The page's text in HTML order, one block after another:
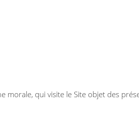
morale, qui visite le Site objet des